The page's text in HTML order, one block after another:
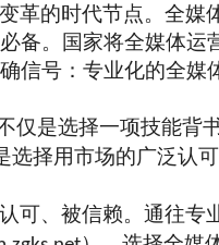
革的时代节点。全媒
备。国家将全媒体运
信号：专业化的全媒
仅是选择一项技能背
选择用市场的广泛认
可、被信赖。通往专